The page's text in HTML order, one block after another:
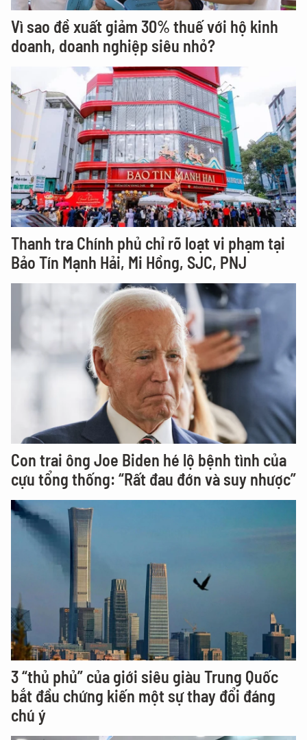
Vì sao đề xuất giảm 30% thuế với hộ kinh
doanh, doanh nghiệp siêu nhỏ?
Thanh tra Chính phủ chỉ rõ loạt vi phạm tại
Bảo Tín Mạnh Hải, Mi Hồng, SJC, PNJ
Con trai ông Joe Biden hé lộ bệnh tình của
cựu tổng thống: “Rất đau đớn và suy nhược”
3 “thủ phủ” của giới siêu giàu Trung Quốc
bắt đầu chứng kiến một sự thay đổi đáng
chú ý